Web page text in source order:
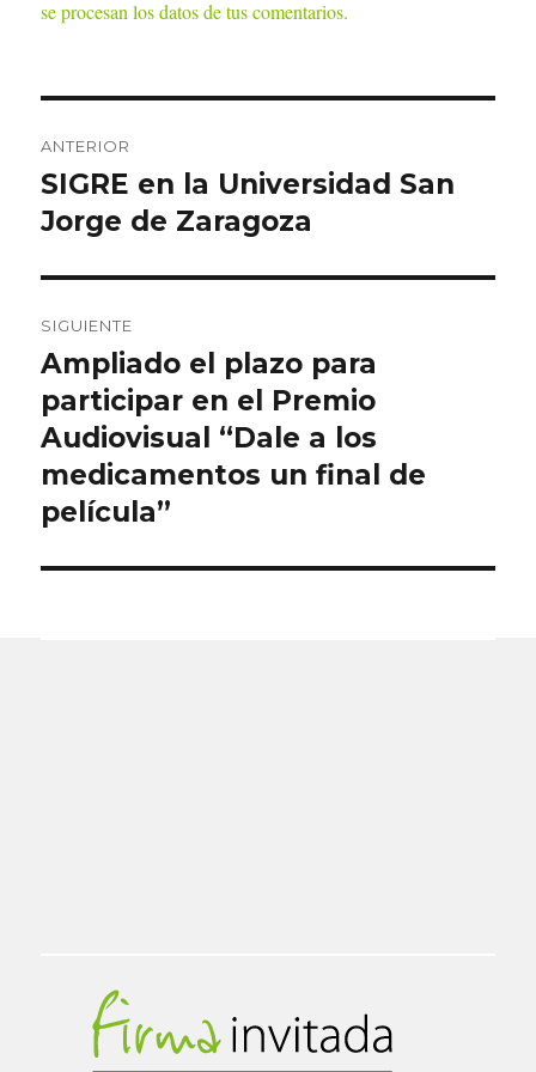
se procesan los datos de tus comentarios.
de
entradas
ANTERIOR
Entrada
anterior:
SIGRE en la Universidad San
Jorge de Zaragoza
SIGUIENTE
Entrada
siguiente:
Ampliado el plazo para
participar en el Premio
Audiovisual “Dale a los
medicamentos un final de
película”